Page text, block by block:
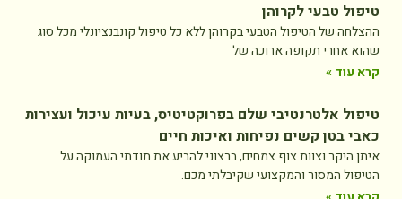
טיפול טבעי לקרוהן
ההצלחה של הטיפול הטבעי בקרוהן ללא כל טיפול קונבנציונלי מכל סוג
שהוא אחרי תקופה ארוכה של
קרא עוד »
טיפול אלטרנטיבי שלם בפרוקטיטיס, בעיות עיכול ועצירות
כאבי בטן קשים נפיחות ואיכות חיים
איתן היקר וצוות צוף צמחים, ברצוני להביע את תודתי העמוקה על
הטיפול המסור והמקצועי שקיבלתי מכם.